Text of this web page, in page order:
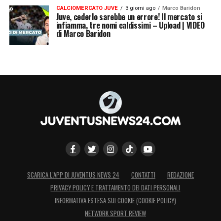
portato nell’ultimo decennio all’incirca 80
milioni a stagione.
CALCIOMERCATO JUVE 3 giorni ago Marco Baridon
Juve, cederlo sarebbe un errore! Il mercato si
infiamma, tre nomi caldissimi – Upload | VIDEO
di Marco Baridon
SCARICA L’APP DI JUVENTUS NEWS 24 CONTATTI
REDAZIONE
PRIVACY POLICY E TRATTAMENTO DEI DATI PERSONALI
INFORMATIVA ESTESA SUI COOKIE (COOKIE POLICY)
NETWORK SPORT REVIEW